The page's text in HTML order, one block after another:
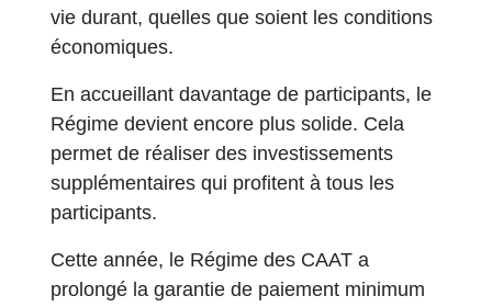
vie durant, quelles que soient les conditions
économiques.
En accueillant davantage de participants, le
Régime devient encore plus solide. Cela
permet de réaliser des investissements
supplémentaires qui profitent à tous les
participants.
Cette année, le Régime des CAAT a
prolongé la garantie de paiement minimum